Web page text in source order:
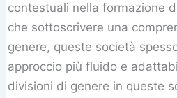
contestuali nella formazione
che sottoscrivere una
genere, queste società
approccio più fluido e
divisioni di genere in queste